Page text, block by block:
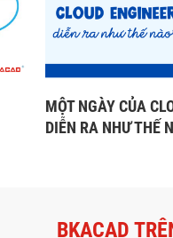
MỘT NGÀY CỦA
DIỄN RA NHƯ THẾ
BKACAD